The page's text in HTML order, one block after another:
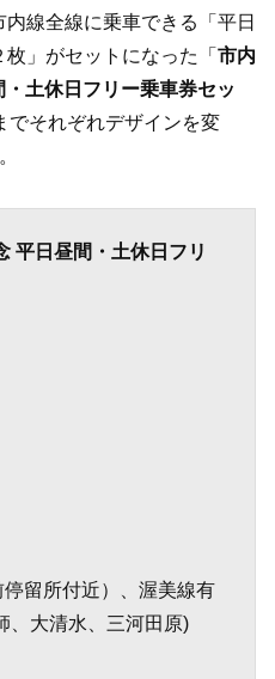
線全線に乗車できる「平日
」がセットになった「 市内
土休日フリー乗車券セッ
でそれぞれデザインを変
平日昼間・土休日フリ
留所付近）、渥美線有
、大清水、三河田原)